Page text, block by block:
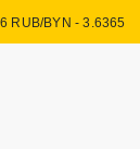
RUB/BYN - 3.6365